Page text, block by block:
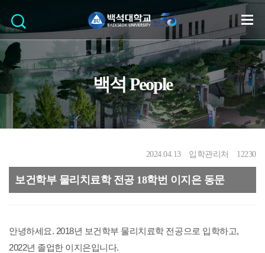
백석 People
2024.04.13 입학관리처 12230
보건학부 물리치료학 전공 18학번 이지은 동문
안녕하세요. 2018년 보건학부 물리치료학 전공으로 입학하고,
2022년 졸업한 이지은입니다.